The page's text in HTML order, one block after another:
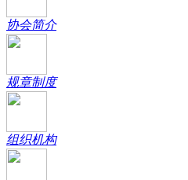
协会简介
规章制度
组织机构